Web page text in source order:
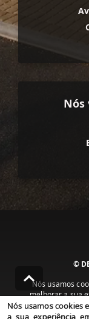
Nós
©
Nós usamos
melhorar a sua
publicidade e
nossos serviços,
Nós usamos cookies
a sua experiência